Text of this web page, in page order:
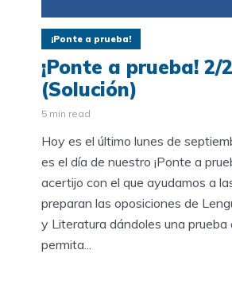
¡Ponte a prueba!
¡Ponte a prueba! 2/
(Solución)
5 min read
Hoy es el último lunes de
es el día de nuestro ¡Ponte a
acertijo con el que ayudamos a
preparan las oposiciones de
y Literatura dándoles una prueba
permita...